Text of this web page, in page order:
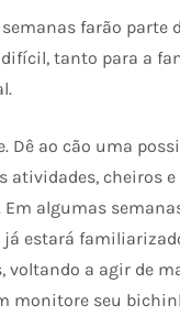
farão parte
tanto para a
Dê ao cão uma
atividades, cheiros
Em algumas
estará
voltando a agir de
monitore seu